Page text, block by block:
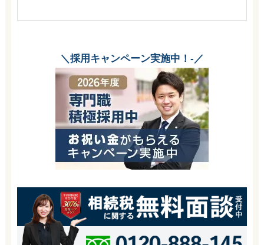
＼採用キャンペーン実施中！-／